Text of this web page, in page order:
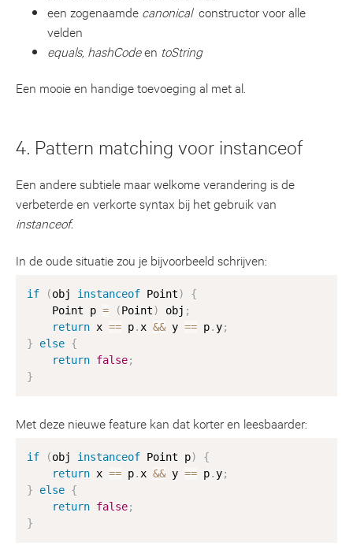
een zogenaamde canonical constructor voor alle
velden
equals, hashCodeen toString
Een mooie en handige toevoeging al met al.
4. Pattern matching voor instanceof
Een andere subtiele maar welkome verandering is de
verbeterde en verkorte syntax bij het gebruik van
instanceof.
In de oude situatie zou je bijvoorbeeld schrijven:
if (obj instanceof Point)
{
    Point p
= (Point) obj ;
return x == p. x && y == p.y;
}
else {
return false;
}
Met deze nieuwe feature kan dat korter en leesbaarder:
if (obj instanceof Point p)
{
return x == p.x && y == p.y;
}
else {
return false;
}